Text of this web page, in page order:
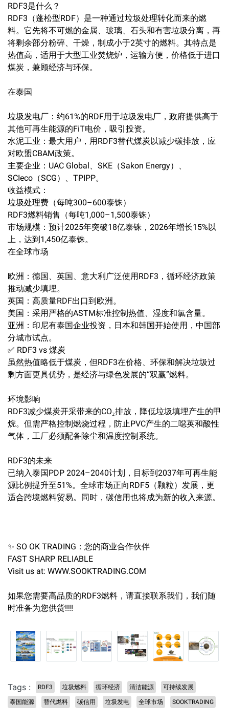
RDF3是什么？
RDF3（蓬松型RDF）是一种通过垃圾处理转化而来的燃
料。它先将不可燃的金属、玻璃、石头和有害垃圾分离，再
将剩余部分粉碎、干燥，制成小于2英寸的燃料。其特点是
热值高，适用于大型工业焚烧炉，运输方便，价格低于进口
煤炭，兼顾经济与环保。
在泰国
垃圾发电厂：约61%的RDF用于垃圾发电厂，政府提供高于
其他可再生能源的FiT电价，吸引投资。
水泥工业：最大用户，用RDF3替代煤炭以减少碳排放，应
对欧盟CBAM政策。
主要企业：UAC Global、SKE（Sakon Energy）、
SCIeco（SCG）、TPIPP。
收益模式：
垃圾处理费（每吨300–600泰铢）
RDF3燃料销售（每吨1,000–1,500泰铢）
市场规模：预计2025年突破18亿泰铢，2026年增长15%以
上，达到1,450亿泰铢。
在全球市场
欧洲：德国、英国、意大利广泛使用RDF3，循环经济政策
推动减少填埋。
英国：高质量RDF出口到欧洲。
美国：采用严格的ASTM标准控制热值、湿度和氯含量。
亚洲：印尼有泰国企业投资，日本和韩国开始使用，中国部
分城市试点。
✅ RDF3 vs 煤炭
虽然热值略低于煤炭，但RDF3在价格、环保和解决垃圾过
剩方面更具优势，是经济与绿色发展的“双赢”燃料。
环境影响
RDF3减少煤炭开采带来的CO₂排放，降低垃圾填埋产生的甲
烷。但需严格控制燃烧过程，防止PVC产生的二噁英和酸性
气体，工厂必须配备除尘和温度控制系统。
RDF3的未来
已纳入泰国PDP 2024–2040计划，目标到2037年可再生能
源比例提升至51%。全球市场正向RDF5（颗粒）发展，更
适合跨境燃料贸易。同时，碳信用也将成为新的收入来源。
✨ SO OK TRADING：您的商业合作伙伴
FAST SHARP RELIABLE
Visit us at: WWW.SOOKTRADING.COM
如果您需要高品质的RDF3燃料，请直接联系我们，我们随
时准备为您供货!!!!
Tags : RDF3 垃圾燃料 循环经济 清洁能源 可持续发展
泰国能源 替代燃料 碳信用 垃圾发电 全球市场 SOOKTRADING